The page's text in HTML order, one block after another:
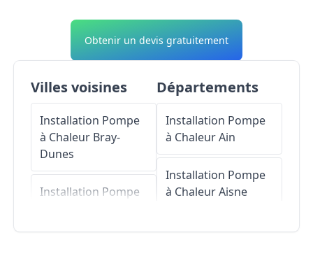
Obtenir un devis gratuitement
Villes voisines
Installation Pompe
à Chaleur Bray-
Dunes
Installation Pompe
Départements
Installation Pompe
à ChaleurAin
Installation Pompe
à ChaleurAisne
Installation Pompe